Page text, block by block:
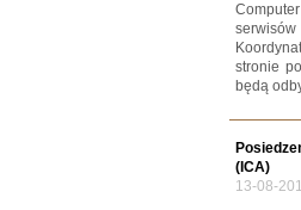
serwisów
stronie
będą
(ICA)
13-08-